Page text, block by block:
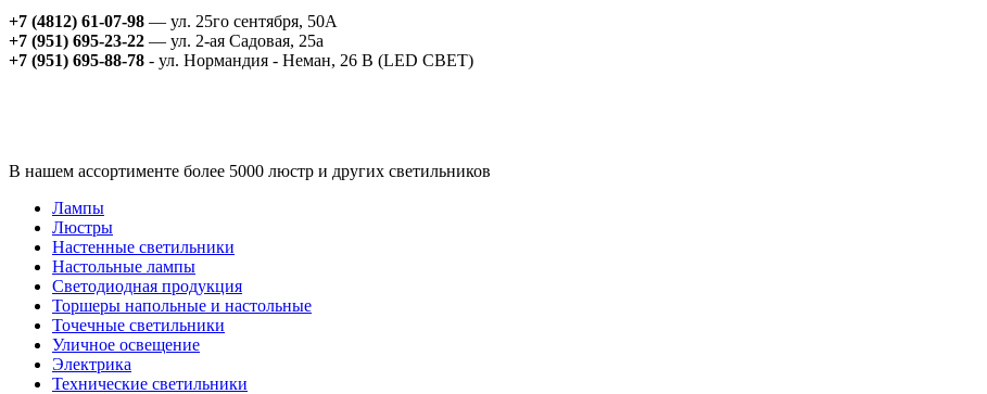
+7 (4812) 61-07-98 — ул. 25го сентября, 50А
+7 (951) 695-23-22 — ул. 2-ая Садовая, 25а
+7 (951) 695-88-78 - ул. Нормандия - Неман, 26 В (LED СВЕТ)
В нашем ассортименте более 5000 люстр и других светильников
Лампы
Люстры
Настенные светильники
Настольные лампы
Светодиодная продукция
Торшеры напольные и настольные
Точечные светильники
Уличное освещение
Электрика
Технические светильники